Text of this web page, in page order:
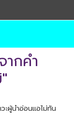
กคำ
ะผู้นำอ่อนแอไม่ทัน